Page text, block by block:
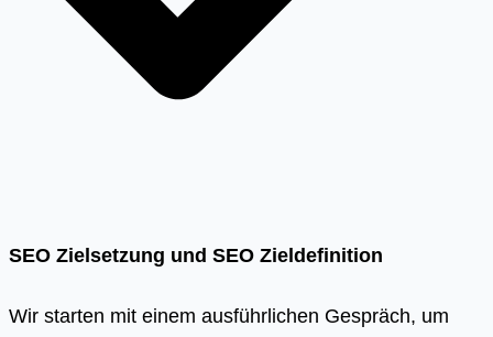
SEO Zielsetzung und SEO Zieldefinition
Wir starten mit einem ausführlichen Gespräch, um